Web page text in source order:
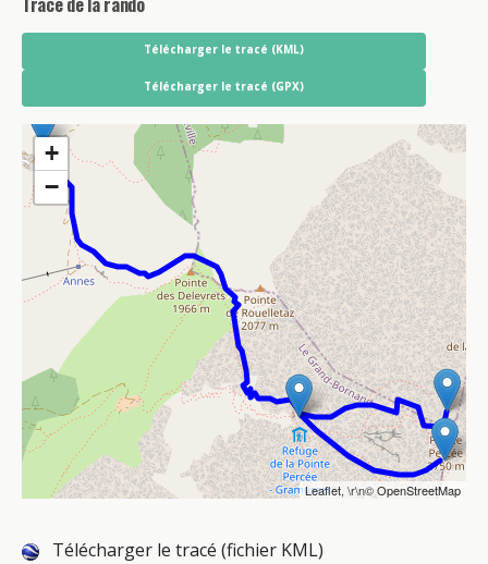
Télécharger le tracé (KML)
Télécharger le tracé (GPX)
+
−
Leaflet, \r\n©OpenStreetMap
Télécharger le tracé (fichier KML)